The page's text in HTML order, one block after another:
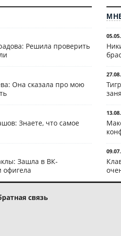
Решила проверить
Она сказала про мою
Знаете, что самое
Зашла в ВК-
офигела
связь